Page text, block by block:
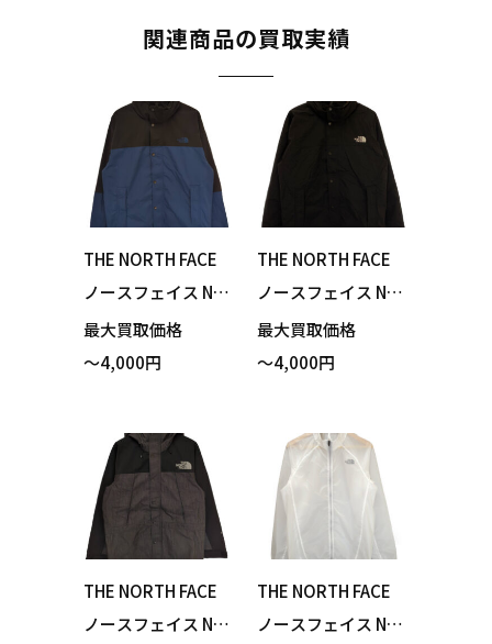
関連商品の買取実績
THE NORTH FACE
ノースフェイス NP
72131 Hydrena Wi
nd Jacket ハイドレ
ルー Mサイズ 買い
取りました！
最大買取価格
～4,000円
THE NORTH FACE
ノースフェイス NP
72131 Hydrena Wi
nd Jacket ハイドレ
イズ 買い取りまし
た！
最大買取価格
～4,000円
THE NORTH FACE
ノースフェイス NP
THE NORTH FACE
ノースフェイス NP